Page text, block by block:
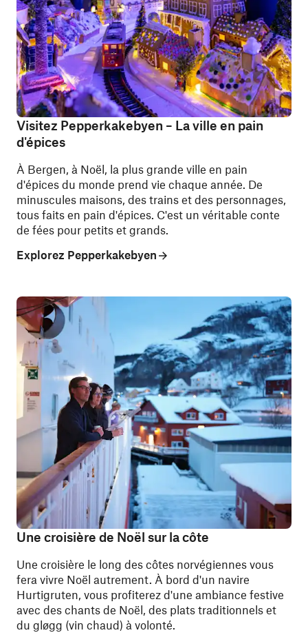
Visitez Pepperkakebyen – La ville en pain
d'épices
À Bergen, à Noël, la plus grande ville en pain
d'épices du monde prend vie chaque année. De
minuscules maisons, des trains et des personnages,
tous faits en pain d'épices. C'est un véritable conte
de fées pour petits et grands.
Explorez Pepperkakebyen
Une croisière de Noël sur la côte
Une croisière le long des côtes norvégiennes vous
fera vivre Noël autrement. À bord d'un navire
Hurtigruten, vous profiterez d'une ambiance festive
avec des chants de Noël, des plats traditionnels et
du gløgg (vin chaud) à volonté.